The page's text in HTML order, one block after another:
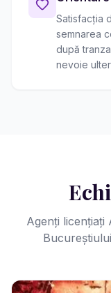
Satisfacția
semnarea
după
nevoie
Agenți licențiați